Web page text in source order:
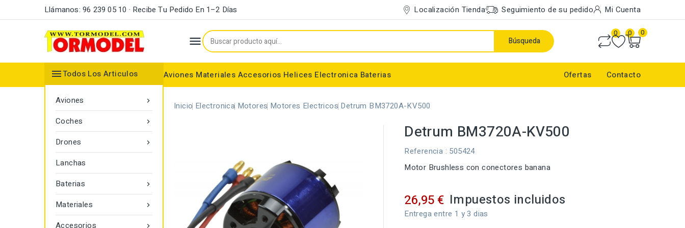
Llámanos: 96 239 05 10 · Recibe Tu Pedido En 1–2 Días Localización Tienda Seguimiento de su pedido Mi Cuenta
 Búsqueda
0 0 0
Aviones Materiales Accesorios Helices Electronica Baterias Ofertas Contacto
Todos Los Articulos

Aviones

Coches

Drones
Lanchas

Baterias

Materiales

Accesorios
Inicio Electronica Motores Motores Electricos Detrum BM3720A-KV500
Detrum BM3720A-KV500
Referencia : 505424
Motor Brushless con conectores banana
26,95 € Impuestos incluidos
Entrega entre 1 y 3 dias